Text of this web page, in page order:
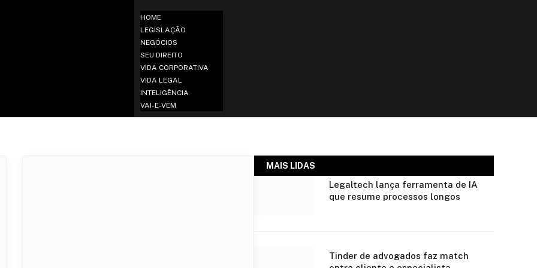
HOME
LEGISLAÇÃO
NEGÓCIOS
SEU DIREITO
VIDA CORPORATIVA
VIDA LEGAL
INTELIGÊNCIA
VAI-E-VEM
MAIS LIDAS
Legaltech lança ferramenta de IA
que resume processos longos
Tinder de advogados faz match